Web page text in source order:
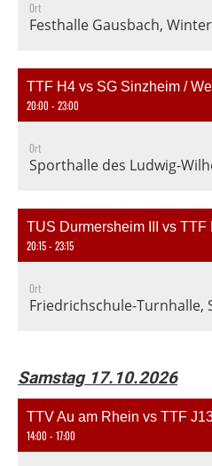
Ort
Festhalle Gausbach,
TTF H4 vs SG Sinzheim /
20:00 - 23:00
Ort
Sporthalle des Ludwig-
TUS Durmersheim III vs TTF
20:15 - 23:15
Ort
Friedrichschule-Turnhalle,
Samstag 17.10.2026
TTV Au am Rhein vs TTF
14:00 - 17:00